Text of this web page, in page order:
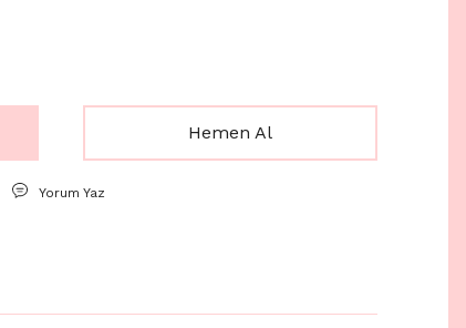
Hemen Al
Yorum Yaz